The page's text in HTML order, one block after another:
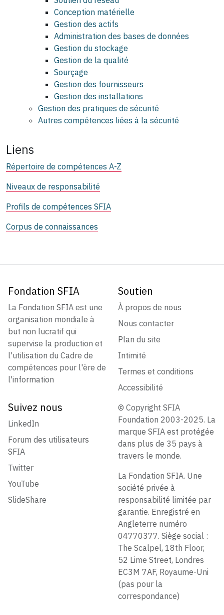
Conception matérielle
Gestion des actifs
Administration des bases de données
Gestion du stockage
Gestion de la qualité
Sourçage
Gestion des fournisseurs
Gestion des installations
Gestion des pratiques de sécurité
Autres compétences liées à la sécurité
Liens
Répertoire de compétences A-Z
Niveaux de responsabilité
Profils de compétences SFIA
Corpus de connaissances
Fondation SFIA
La Fondation SFIA est une
organisation mondiale à
but non lucratif qui
supervise la production et
l'utilisation du Cadre de
compétences pour l'ère de
l'information
Soutien
À propos de nous
Nous contacter
Plan du site
Intimité
Termes et conditions
Accessibilité
Suivez nous
LinkedIn
Forum des utilisateurs
SFIA
Twitter
YouTube
SlideShare
© Copyright SFIA
Foundation 2003-2025. La
marque SFIA est protégée
dans plus de 35 pays à
travers le monde.
La Fondation SFIA. Une
société privée à
responsabilité limitée par
garantie. Enregistré en
Angleterre numéro
04770377. Siège social :
The Scalpel, 18th Floor,
52 Lime Street, Londres
EC3M 7AF, Royaume-Uni
(pas pour la
correspondance)